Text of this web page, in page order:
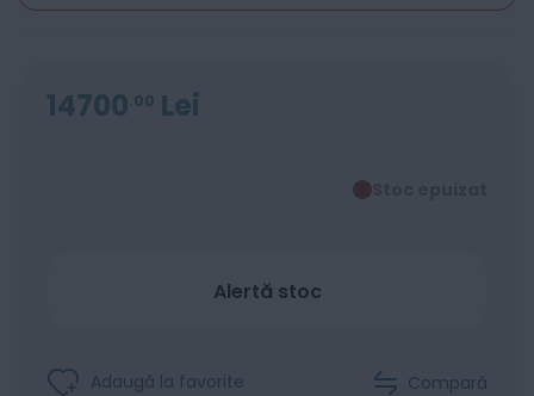
14700 00 Lei
Alertă stoc
Adaugă la favorite Compară